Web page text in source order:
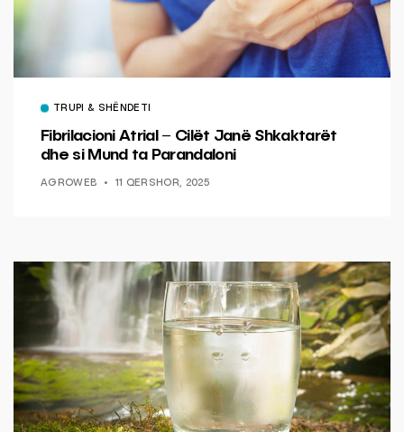
TRUPI & SHËNDETI
Fibrilacioni Atrial – Cilët Janë Shkaktarët
dhe si Mund ta Parandaloni
AGROWEB 11 QERSHOR, 2025